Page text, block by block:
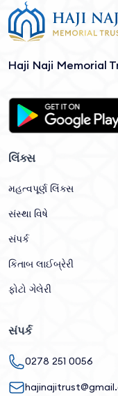
Haji Naji Memorial
લિંક્સ
મહત્વપૂર્ણ લિંક્સ
સંસ્થા વિષે
સંપર્ક
કિતાબ લાઈબ્રેરી
ફોટો ગેલેરી
સંપર્ક
0278 251 0056